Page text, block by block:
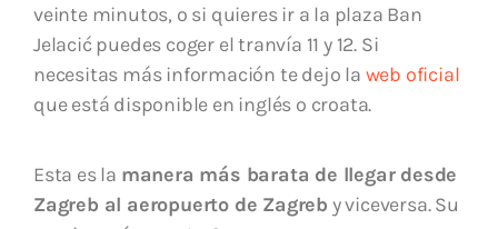
veinte minutos, o si quieres ir a la plaza Ban
Jelacić puedes coger el tranvía 11 y 12. Si
necesitas más información te dejo la web oficial
que está disponible en inglés o croata.
Esta es la manera más barata de llegar desde
Zagreb al aeropuerto de Zagreb y viceversa. Su